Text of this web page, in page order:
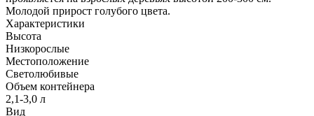
Молодой прирост голубого цвета.
Характеристики
Высота
Низкорослые
Местоположение
Светолюбивые
Объем контейнера
2,1-3,0 л
Вид